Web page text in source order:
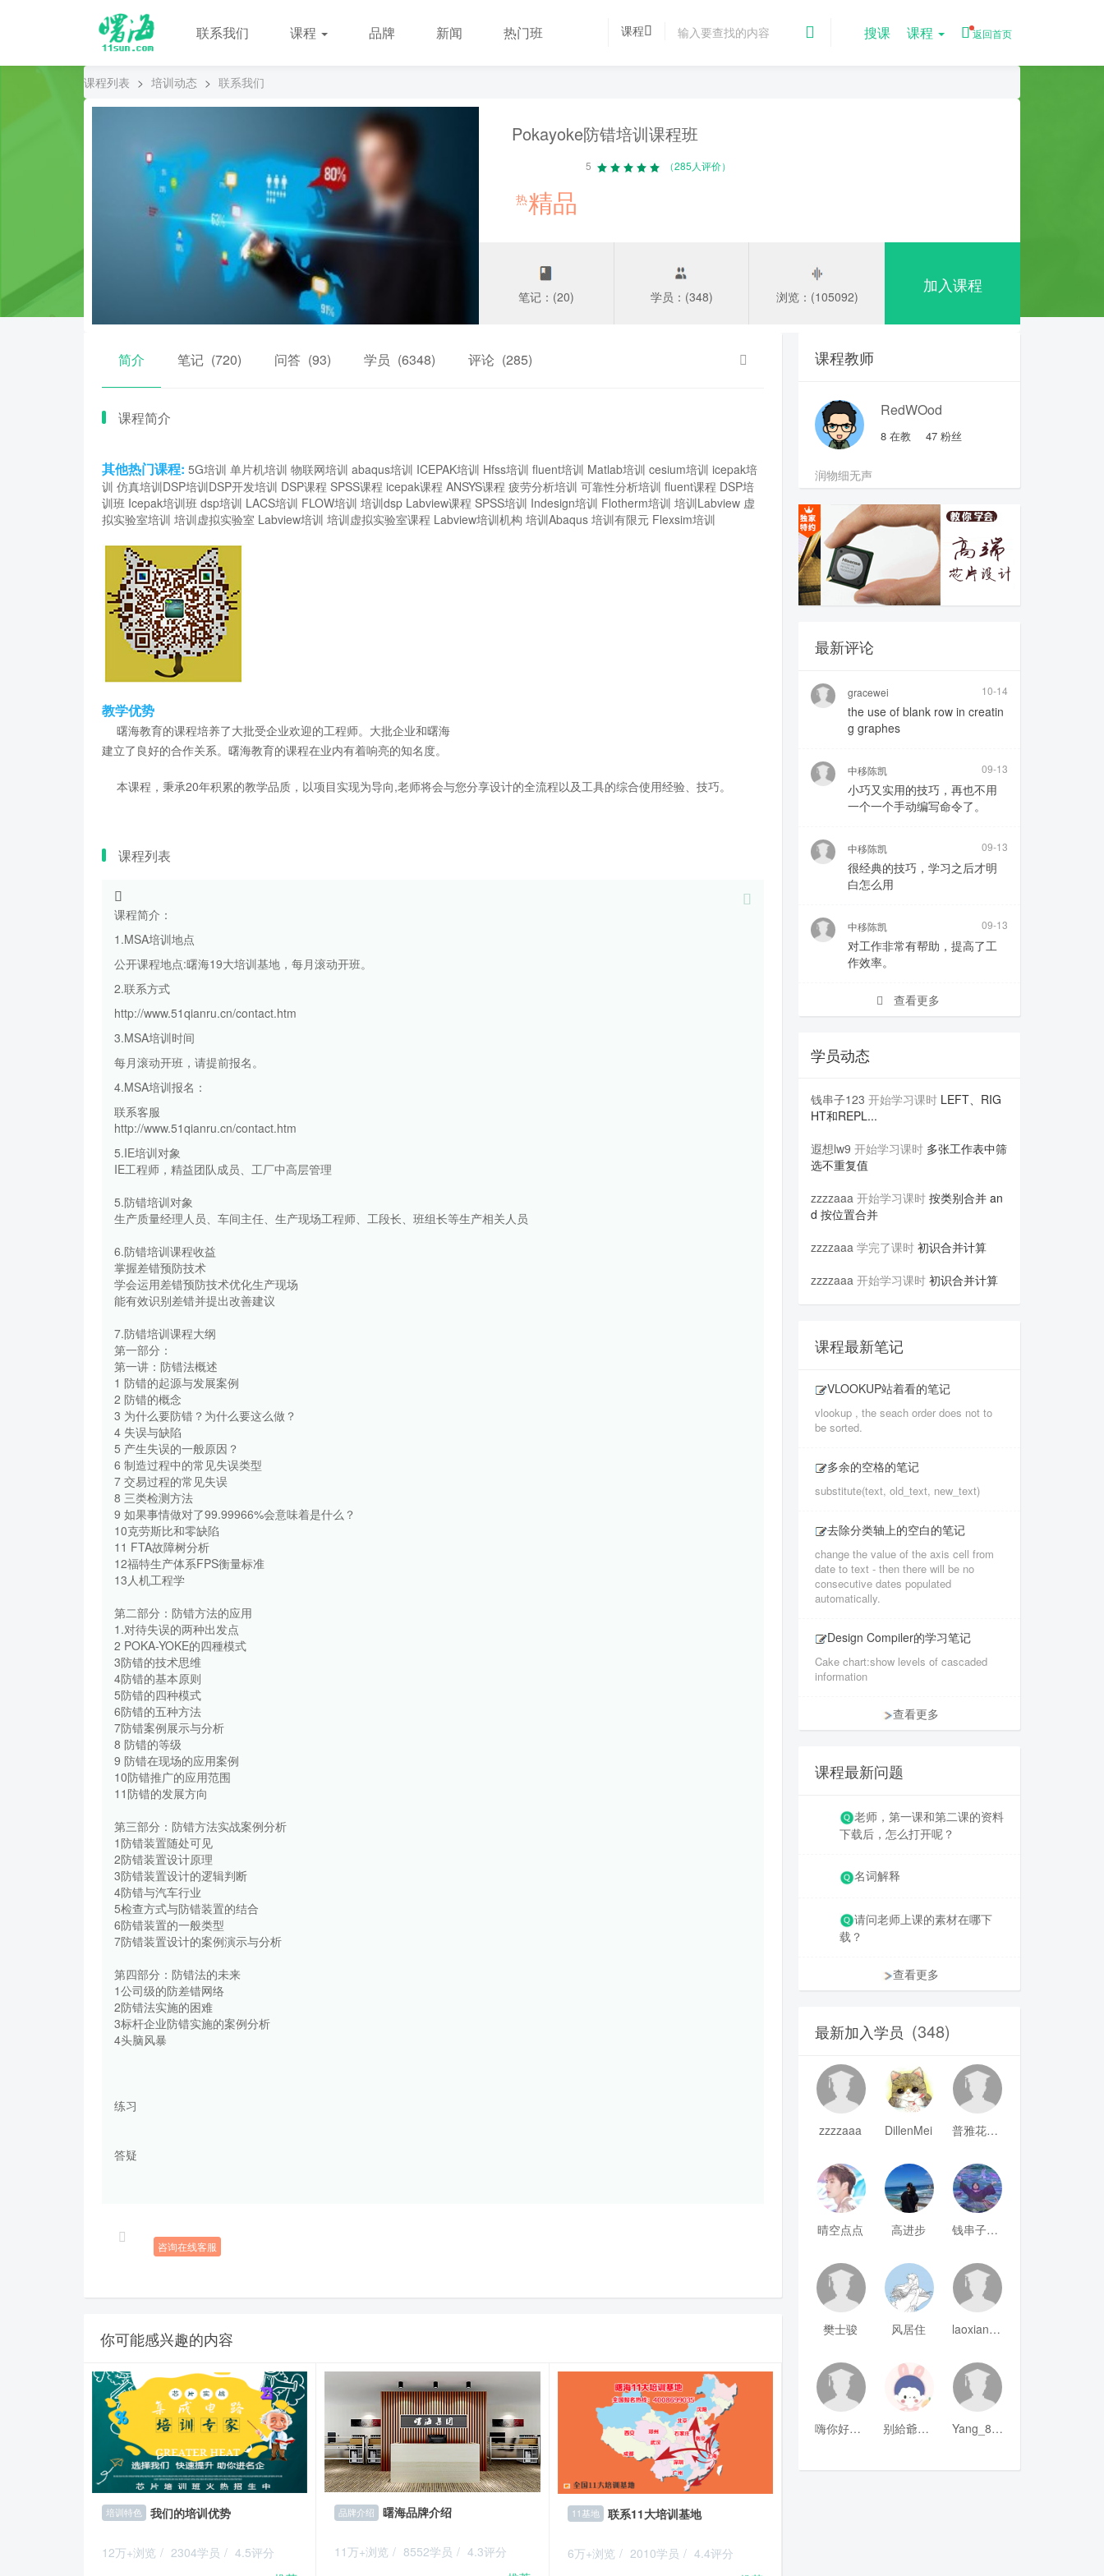
联系我们 课程 品牌 新闻 热门班 搜课 课程 返回首页
课程
课程列表 > 培训动态 > 联系我们
Pokayoke防错培训课程班
5 （285人评价）
热精品
笔记：(20) 学员：(348) 浏览：(105092)
加入课程
简介 笔记 (720) 问答 (93) 学员 (6348) 评论 (285)
课程简介
其他热门课程: 5G培训 单片机培训 物联网培训 abaqus培训 ICEPAK培训 Hfss培训 fluent培训 Matlab培训 cesium培训 icepak培
训 仿真培训DSP培训DSP开发培训 DSP课程 SPSS课程 icepak课程 ANSYS课程 疲劳分析培训 可靠性分析培训 fluent课程 DSP培
训班 Icepak培训班 dsp培训 LACS培训 FLOW培训 培训dsp Labview课程 SPSS培训 Indesign培训 Flotherm培训 培训Labview 虚
拟实验室培训 培训虚拟实验室 Labview培训 培训虚拟实验室课程 Labview培训机构 培训Abaqus 培训有限元 Flexsim培训
教学优势
曙海教育的课程培养了大批受企业欢迎的工程师。大批企业和曙海
建立了良好的合作关系。曙海教育的课程在业内有着响亮的知名度。
本课程，秉承20年积累的教学品质，以项目实现为导向,老师将会与您分享设计的全流程以及工具的综合使用经验、技巧。
课程列表
课程简介：
1.MSA培训地点
公开课程地点:曙海19大培训基地，每月滚动开班。
2.联系方式
http://www.51qianru.cn/contact.htm
3.MSA培训时间
每月滚动开班，请提前报名。
4.MSA培训报名：
联系客服
http://www.51qianru.cn/contact.htm
5.IE培训对象
IE工程师，精益团队成员、工厂中高层管理
5.防错培训对象
生产质量经理人员、车间主任、生产现场工程师、工段长、班组长等生产相关人员
6.防错培训课程收益
掌握差错预防技术
学会运用差错预防技术优化生产现场
能有效识别差错并提出改善建议
7.防错培训课程大纲
第一部分：
第一讲：防错法概述
1 防错的起源与发展案例
2 防错的概念
3 为什么要防错？为什么要这么做？
4 失误与缺陷
5 产生失误的一般原因？
6 制造过程中的常见失误类型
7 交易过程的常见失误
8 三类检测方法
9 如果事情做对了99.99966%会意味着是什么？
10克劳斯比和零缺陷
11 FTA故障树分析
12福特生产体系FPS衡量标准
13人机工程学
第二部分：防错方法的应用
1.对待失误的两种出发点
2 POKA-YOKE的四種模式
3防错的技术思维
4防错的基本原则
5防错的四种模式
6防错的五种方法
7防错案例展示与分析
8 防错的等级
9 防错在现场的应用案例
10防错推广的应用范围
11防错的发展方向
第三部分：防错方法实战案例分析
1防错装置随处可见
2防错装置设计原理
3防错装置设计的逻辑判断
4防错与汽车行业
5检查方式与防错装置的结合
6防错装置的一般类型
7防错装置设计的案例演示与分析
第四部分：防错法的未来
1公司级的防差错网络
2防错法实施的困难
3标杆企业防错实施的案例分析
4头脑风暴
练习
答疑
咨询在线客服
你可能感兴趣的内容
培训特色 我们的培训优势
12万+浏览 / 2304学员 / 4.5评分
品牌介绍 曙海品牌介绍
11万+浏览 / 8552学员 / 4.3评分
11基地 联系11大培训基地
6万+浏览 / 2010学员 / 4.4评分
课程教师
RedWOod
8 在教 47 粉丝
润物细无声
最新评论
gracewei 10-14
the use of blank row in creatin
g graphes
中移陈凯 09-13
小巧又实用的技巧，再也不用
一个一个手动编写命令了。
中移陈凯 09-13
很经典的技巧，学习之后才明
白怎么用
中移陈凯 09-13
对工作非常有帮助，提高了工
作效率。
查看更多
学员动态
钱串子123 开始学习课时 LEFT、RIG
HT和REPL...
遐想lw9 开始学习课时 多张工作表中筛
选不重复值
zzzzaaa 开始学习课时 按类别合并 an
d 按位置合并
zzzzaaa 学完了课时 初识合并计算
zzzzaaa 开始学习课时 初识合并计算
课程最新笔记
VLOOKUP站着看的笔记
vlookup , the seach order does not to
be sorted.
多余的空格的笔记
substitute(text, old_text, new_text)
去除分类轴上的空白的笔记
change the value of the axis cell from
date to text - then there will be no
consecutive dates populated
automatically.
Design Compiler的学习笔记
Cake chart:show levels of cascaded
information
查看更多
课程最新问题
老师，第一课和第二课的资料
下载后，怎么打开呢？
名词解释
请问老师上课的素材在哪下
载？
查看更多
最新加入学员 (348)
zzzzaaa DillenMei 普雅花qya
晴空点点 高进步 钱串子123
樊士骏 风居住 laoxianrou
嗨你好8mm 别給爺装纯 Yang_811